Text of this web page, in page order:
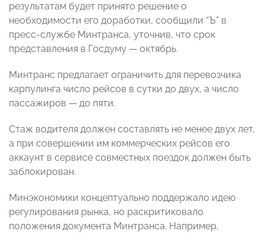
результатам будет принято решение о
необходимости его доработки, сообщили “Ъ” в
пресс-службе Минтранса, уточнив, что срок
представления в Госдуму — октябрь.
Минтранс предлагает ограничить для перевозчика
карпулинга число рейсов в сутки до двух, а число
пассажиров — до пяти.
Стаж водителя должен составлять не менее двух лет,
а при совершении им коммерческих рейсов его
аккаунт в сервисе совместных поездок должен быть
заблокирован.
Минэкономики концептуально поддержало идею
регулирования рынка, но раскритиковало
положения документа Минтранса. Например,